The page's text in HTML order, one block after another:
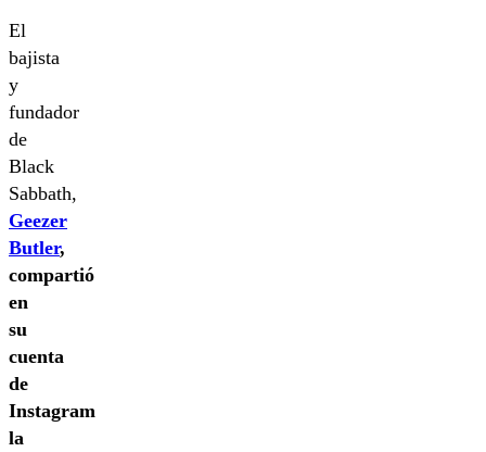
El
bajista
y
fundador
de
Black
Sabbath,
Geezer
Butler,
compartió
en
su
cuenta
de
Instagram
la